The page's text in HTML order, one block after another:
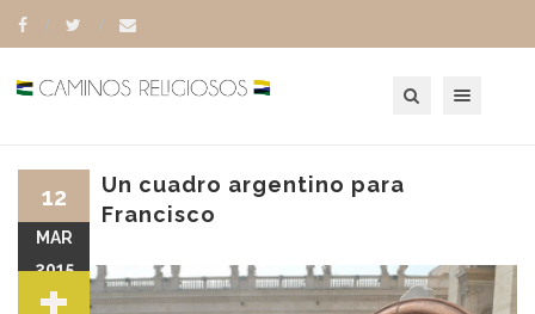
Un cuadro argentino para
Francisco
12
MAR
2015